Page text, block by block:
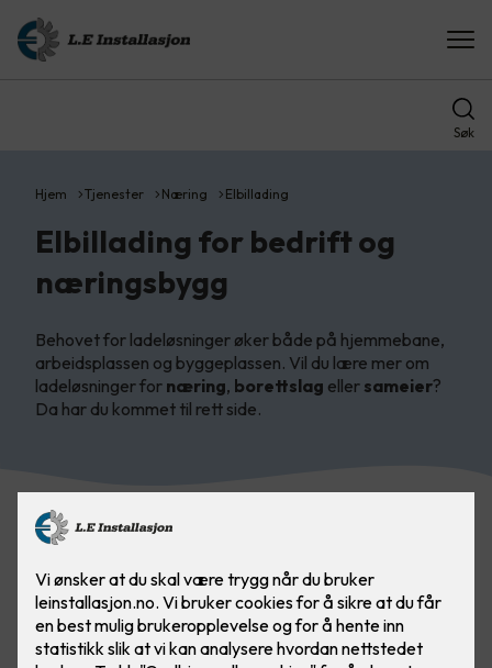
Søk
Hjem Tjenester Næring Elbillading
Elbillading for bedrift og
næringsbygg
Behovet for ladeløsninger øker både på hjemmebane,
arbeidsplassen og byggeplassen. Vil du lære mer om
ladeløsninger for næring, borettslag eller sameier?
Da har du kommet til rett side.